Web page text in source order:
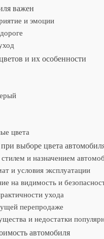
важен
и эмоции
и их особенности
цвета
выборе цвета
и назначением
и условия эксплуатации
на видимость и
ухода
перепродаже
и недостатки
автомобиля